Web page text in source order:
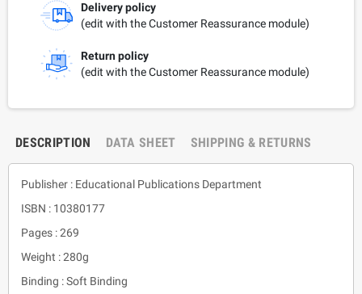
Delivery policy
(edit with the Customer Reassurance module)
Return policy
(edit with the Customer Reassurance module)
DESCRIPTION DATA SHEET SHIPPING & RETURNS
Publisher : Educational Publications Department
ISBN : 10380177
Pages : 269
Weight : 280g
Binding : Soft Binding